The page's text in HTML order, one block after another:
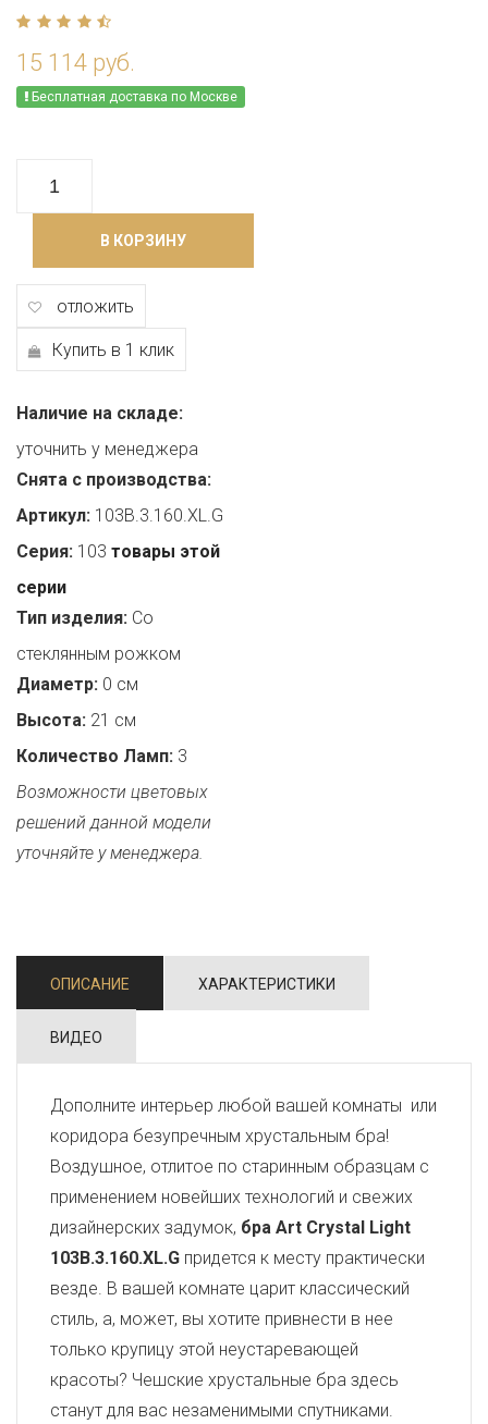
15 114 руб.
Бесплатная доставка по Москве
В КОРЗИНУ
отложить
Купить в 1 клик
Наличие на складе:
уточнить у менеджера
Снята с производства:
Артикул: 103B.3.160.XL.G
Серия: 103 товары этой
серии
Тип изделия: Со
стеклянным рожком
Диаметр: 0 см
Высота: 21 см
Количество Ламп: 3
Возможности цветовых
решений данной модели
уточняйте у менеджера.
ОПИСАНИЕ ХАРАКТЕРИСТИКИ
ВИДЕО
Дополните интерьер любой вашей комнаты или
коридора безупречным хрустальным бра!
Воздушное, отлитое по старинным образцам с
применением новейших технологий и свежих
дизайнерских задумок, бра Art Crystal Light
103B.3.160.XL.G придется к месту практически
везде. В вашей комнате царит классический
стиль, а, может, вы хотите привнести в нее
только крупицу этой неустаревающей
красоты? Чешские хрустальные бра здесь
станут для вас незаменимыми спутниками.